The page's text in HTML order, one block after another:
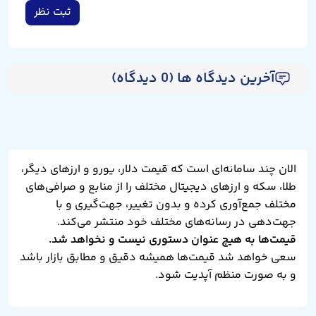
ثبت نظر
آخرین دیدگاه ها (0 دیدگاه)
الان چند سامانه‌ای است که قیمت دلار، یورو و ارزهای دیگر،
طلا، سکه و ارزهای دیجیتال مختلف را از منابع و صرافی‌های
مختلف جمع‌آوری کرده و بدون تغییر، جهت‌گیری و با
جهت‌دهی در رسانه‌های مختلف خود منتشر می‌کند.
قیمت‌ها به هیچ عنوان دستوری نیست و نخواهد شد.
سعی خواهد شد قیمت‌ها همیشه دقیق و مطابق بازار باشد
و به صورت منظم آپدیت شود.